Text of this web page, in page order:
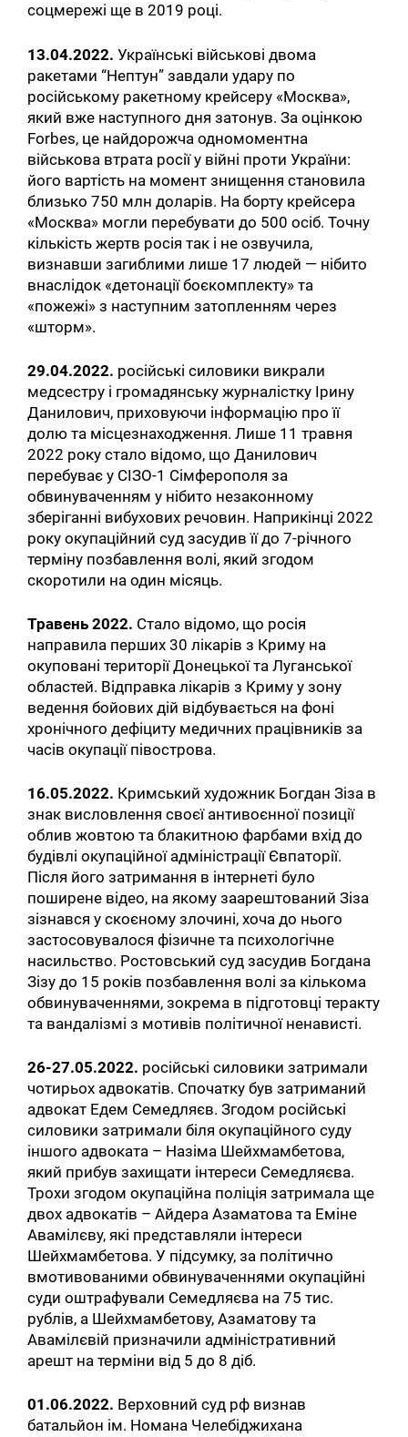
соцмережі ще в 2019 році.
13.04.2022.Українські військові двома
ракетами “Нептун” завдали удару по
російському ракетному крейсеру «Москва»,
який вже наступного дня затонув. За оцінкою
Forbes, це найдорожча одномоментна
військова втрата росії у війні проти України:
його вартість на момент знищення становила
близько 750 млн доларів. На борту крейсера
«Москва» могли перебувати до 500 осіб. Точну
кількість жертв росія так і не озвучила,
визнавши загиблими лише 17 людей — нібито
внаслідок «детонації боєкомплекту» та
«пожежі» з наступним затопленням через
«шторм».
29.04.2022. російські силовики викрали
медсестру і громадянську журналістку Ірину
Данилович, приховуючи інформацію про її
долю та місцезнаходження. Лише 11 травня
2022 року стало відомо, що Данилович
перебуває у СІЗО-1 Сімферополя за
обвинуваченням у нібито незаконному
зберіганні вибухових речовин. Наприкінці 2022
року окупаційний суд засудив її до 7-річного
терміну позбавлення волі, який згодом
скоротили на один місяць.
Травень 2022. Стало відомо, що росія
направила перших 30 лікарів з Криму на
окуповані території Донецької та Луганської
областей. Відправка лікарів з Криму у зону
ведення бойових дій відбувається на фоні
хронічного дефіциту медичних працівників за
часів окупації півострова.
16.05.2022. Кримський художник Богдан Зіза в
знак висловлення своєї антивоєнної позиції
облив жовтою та блакитною фарбами вхід до
будівлі окупаційної адміністрації Євпаторії.
Після його затримання в інтернеті було
поширене відео, на якому заарештований Зіза
зізнався у скоєному злочині, хоча до нього
застосовувалося фізичне та психологічне
насильство. Ростовський суд засудив Богдана
Зізу до 15 років позбавлення волі за кількома
обвинуваченнями, зокрема в підготовці теракту
та вандалізмі з мотивів політичної ненависті.
26-27.05.2022. російські силовики затримали
чотирьох адвокатів. Спочатку був затриманий
адвокат Едем Семедляєв. Згодом російські
силовики затримали біля окупаційного суду
іншого адвоката – Назіма Шейхмамбетова,
який прибув захищати інтереси Семедляєва.
Трохи згодом окупаційна поліція затримала ще
двох адвокатів – Айдера Азаматова та Еміне
Авамілєву, які представляли інтереси
Шейхмамбетова. У підсумку, за політично
вмотивованими обвинуваченнями окупаційні
суди оштрафували Семедляєва на 75 тис.
рублів, а Шейхмамбетову, Азаматову та
Авамілєвій призначили адміністративний
арешт на терміни від 5 до 8 діб.
01.06.2022. Верховний суд рф визнав
батальйон ім. Номана Челебіджихана